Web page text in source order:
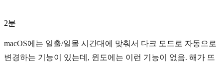
2분
macOS에는 일출/일몰 시간대에 맞춰서 다크 모드로 자동으로
변경하는 기능이 있는데, 윈도에는 이런 기능이 없음. 해가 뜨